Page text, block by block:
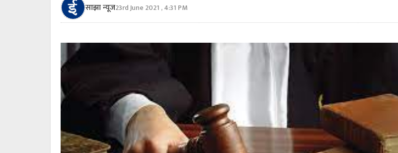
साझा न्यूज23rd June 2021 , 4:31 PM